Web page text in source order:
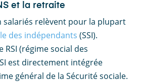
et la retraite
salariés relèvent pour la plupart
des indépendants (SSI).
(régime social des
est directement intégrée
général de la Sécurité sociale.